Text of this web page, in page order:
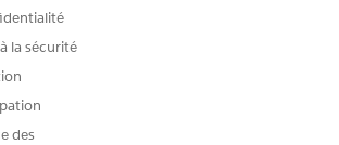
la sécurité
des